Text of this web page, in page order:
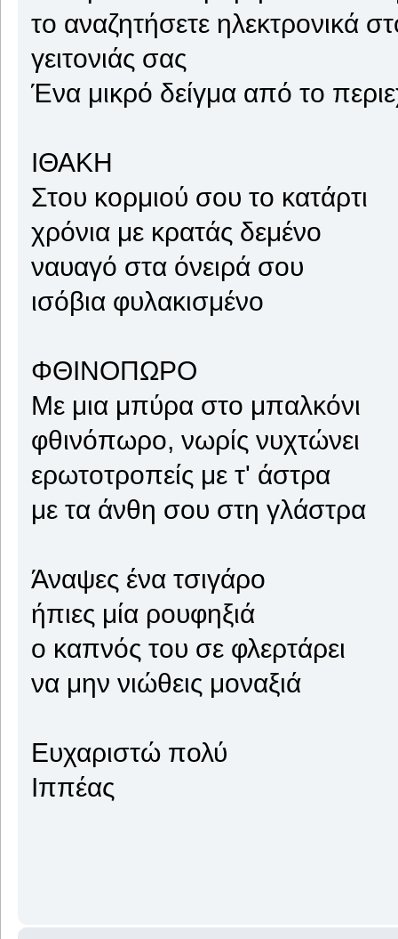
το αναζητήσετε ηλεκτρονικά
γειτονιάς σας
Ένα μικρό δείγμα από το
ΙΘΑΚΗ
Στου κορμιού σου το κατάρτι
χρόνια με κρατάς δεμένο
ναυαγό στα όνειρά σου
ισόβια φυλακισμένο
ΦΘΙΝΟΠΩΡΟ
Με μια μπύρα στο μπαλκόνι
φθινόπωρο, νωρίς νυχτώνει
ερωτοτροπείς με τ' άστρα
με τα άνθη σου στη γλάστρα
Άναψες ένα τσιγάρο
ήπιες μία ρουφηξιά
ο καπνός του σε φλερτάρει
να μην νιώθεις μοναξιά
Ευχαριστώ πολύ
Ιππέας